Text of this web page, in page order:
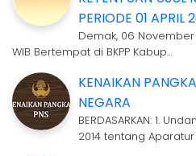
PERIODE 01 APRIL
Demak, 06
WIB Bertempat di BKPP Kabup…
KENAIKAN
NEGARA
BERDASARKAN: 1.
2014 tentang